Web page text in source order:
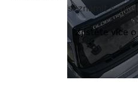
seznámit s
Zjistěte více